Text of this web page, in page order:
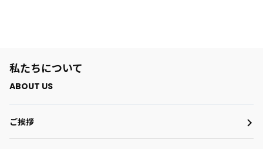
私たちについて
ご挨拶